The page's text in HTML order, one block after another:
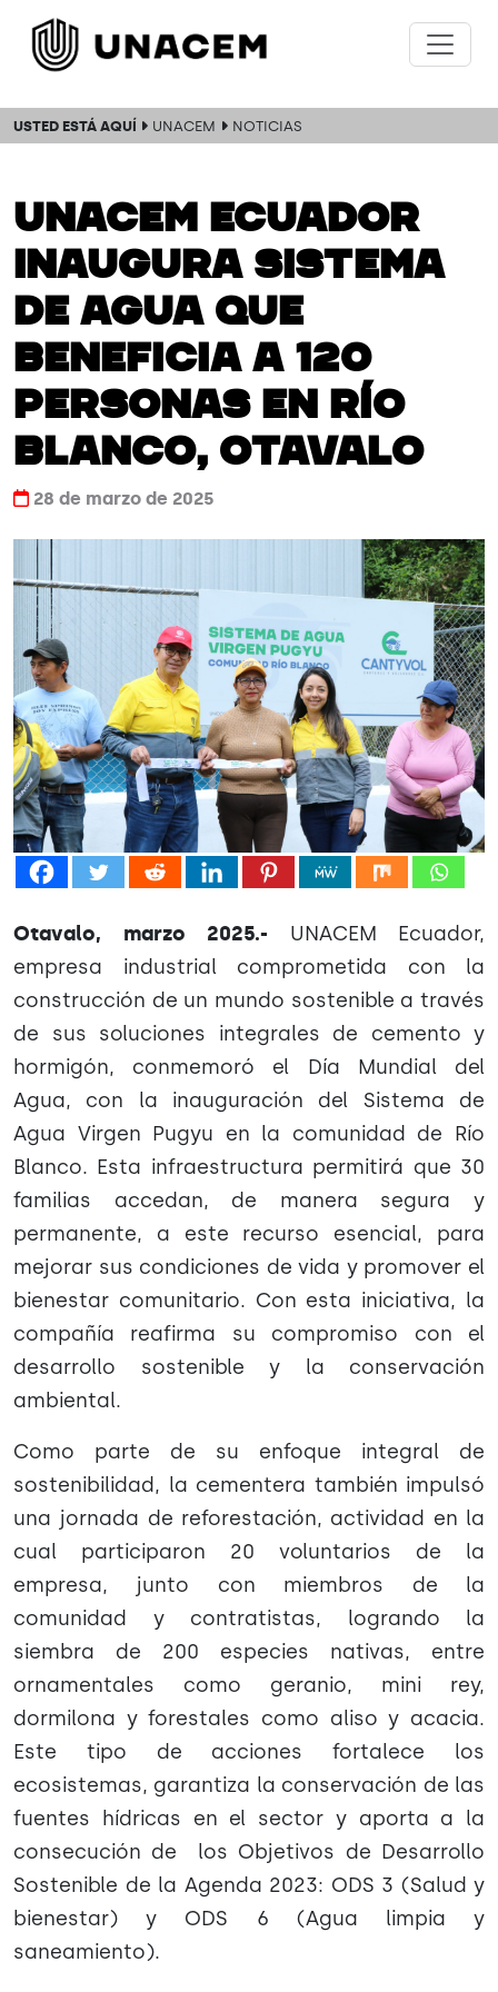
USTED ESTÁ AQUÍ UNACEM NOTICIAS
UNACEM ECUADOR
INAUGURA SISTEMA
DE AGUA QUE
BENEFICIA A 120
PERSONAS EN RÍO
BLANCO, OTAVALO
28 de marzo de 2025
Otavalo, marzo 2025.- UNACEM Ecuador,
empresa industrial comprometida con la
construcción de un mundo sostenible a través
de sus soluciones integrales de cemento y
hormigón, conmemoró el Día Mundial del
Agua, con la inauguración del Sistema de
Agua Virgen Pugyu en la comunidad de Río
Blanco. Esta infraestructura permitirá que 30
familias accedan, de manera segura y
permanente, a este recurso esencial, para
mejorar sus condiciones de vida y promover el
bienestar comunitario. Con esta iniciativa, la
compañía reafirma su compromiso con el
desarrollo sostenible y la conservación
ambiental.
Como parte de su enfoque integral de
sostenibilidad, la cementera también impulsó
una jornada de reforestación, actividad en la
cual participaron 20 voluntarios de la
empresa, junto con miembros de la
comunidad y contratistas, logrando la
siembra de 200 especies nativas, entre
ornamentales como geranio, mini rey,
dormilona y forestales como aliso y acacia.
Este tipo de acciones fortalece los
ecosistemas, garantiza la conservación de las
fuentes hídricas en el sector y aporta a la
consecución de los Objetivos de Desarrollo
Sostenible de la Agenda 2023: ODS 3 (Salud y
bienestar) y ODS 6 (Agua limpia y
saneamiento).